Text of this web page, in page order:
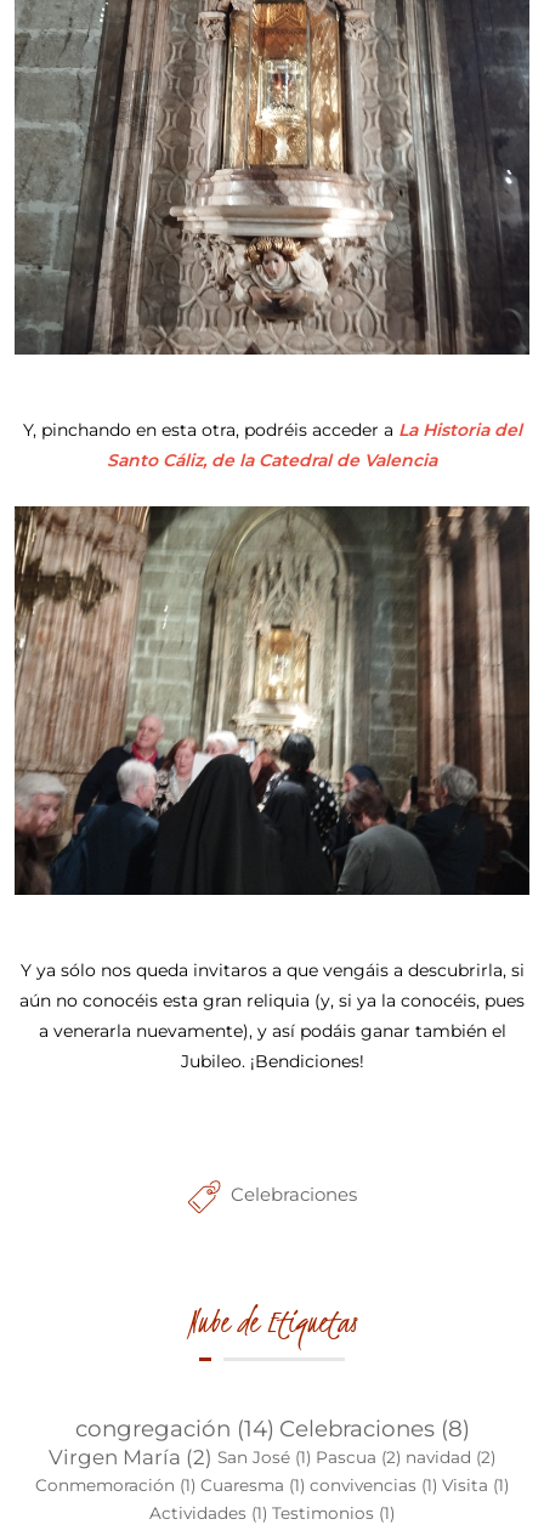
Y, pinchando en esta otra, podréis acceder a La Historia del
Santo Cáliz, de la Catedral de Valencia
Y ya sólo nos queda invitaros a que vengáis a descubrirla, si
aún no conocéis esta gran reliquia (y, si ya la conocéis, pues
a venerarla nuevamente), y así podáis ganar también el
Jubileo. ¡Bendiciones!
Celebraciones
Nube de Etiquetas
congregación (14) Celebraciones (8)
Virgen María (2) San José (1) Pascua (2) navidad (2)
Conmemoración (1) Cuaresma (1) convivencias (1) Visita (1)
Actividades (1) Testimonios (1)